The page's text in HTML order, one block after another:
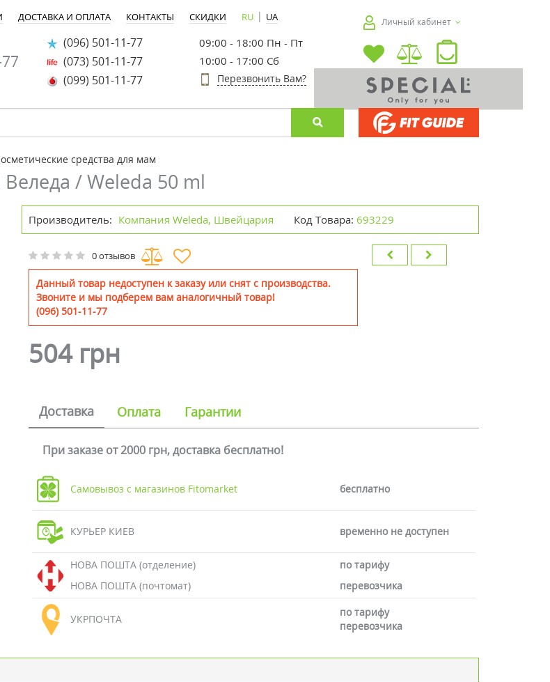
ДОСТАВКА И ОПЛАТА КОНТАКТЫ СКИДКИ RU | UA
(096) 501-11-77
(073) 501-11-77
(099) 501-11-77
09:00 - 18:00 Пн - Пт
10:00 - 17:00 Сб
Перезвонить Вам?
Личный кабинет
средства для мам
/ Weleda 50 ml
Производитель: Компания Weleda, Швейцария Код Товара: 693229
0 отзывов
Данный товар недоступен к заказу или снят с производства.
Звоните и мы подберем вам аналогичный товар!
(096) 501-11-77
504 грн
Доставка Оплата Гарантии
При заказе от 2000 грн, доставка бесплатно!
Самовывоз с магазинов Fitomarket бесплатно
КУРЬЕР КИЕВ временно не доступен
НОВА ПОШТА (отделение)
по тарифу
НОВА ПОШТА (почтомат)
перевозчика
УКРПОЧТА
по тарифу
перевозчика